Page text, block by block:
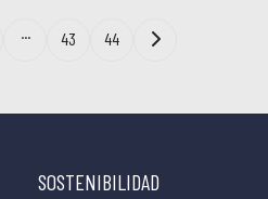
... 43 44
SOSTENIBILIDAD